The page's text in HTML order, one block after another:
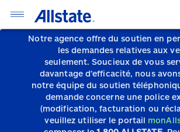
Notre agence offre du soutien en
les demandes relatives aux
seulement.Soucieux de vous
davantage d’efficacité, nous
notre équipe du soutien
demande concerne une police
(modification, facturation ou
veuillez utiliser le portail